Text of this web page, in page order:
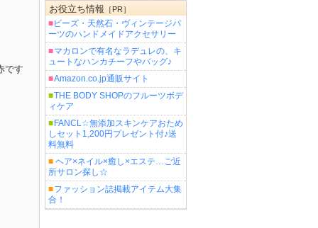
です
お役立ち情報 ［PR］
■ビーズ・天然石・ヴィンテージパ
ーツのハンドメイドアクセサリー
■マカロンで有名なラデュレの、キ
ュートなハンカチーフやバッグ♪
■Amazon.co.jp通販サイト
■THE BODY SHOPのフルーツボデ
ィケア
■ FANCL☆無添加スキンケアおため
しセット1,200円プレゼント付♪送
料無料
■ ヘア×ネイル×癒し×エステ…ご近
所サロン探し☆
■ファッション誌掲載アイテム大集
合！